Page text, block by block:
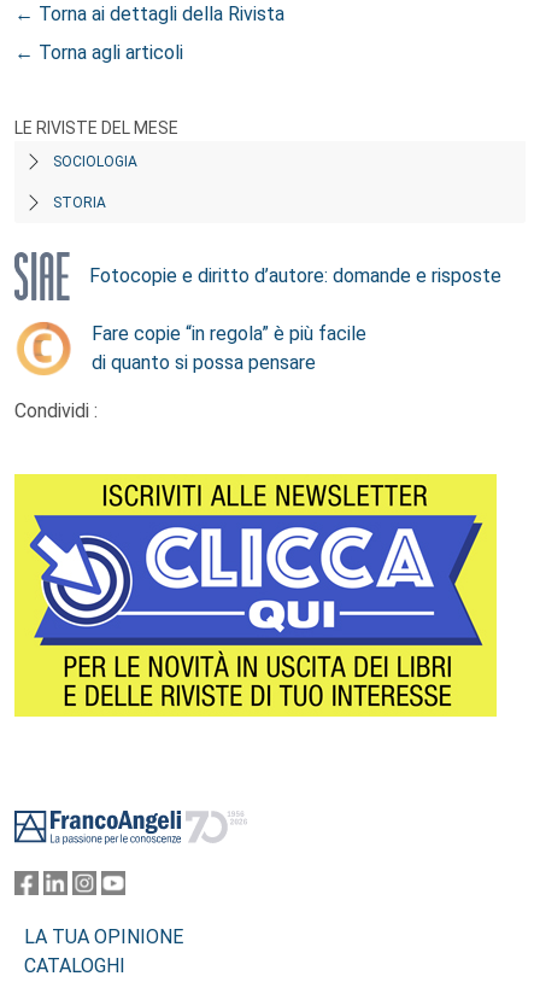
← Torna ai dettagli della Rivista
← Torna agli articoli
LE RIVISTE DEL MESE
SOCIOLOGIA
STORIA
Fotocopie e diritto d’autore: domande e risposte
Fare copie “in regola” è più facile
di quanto si possa pensare
Condividi :
LA TUA OPINIONE
CATALOGHI